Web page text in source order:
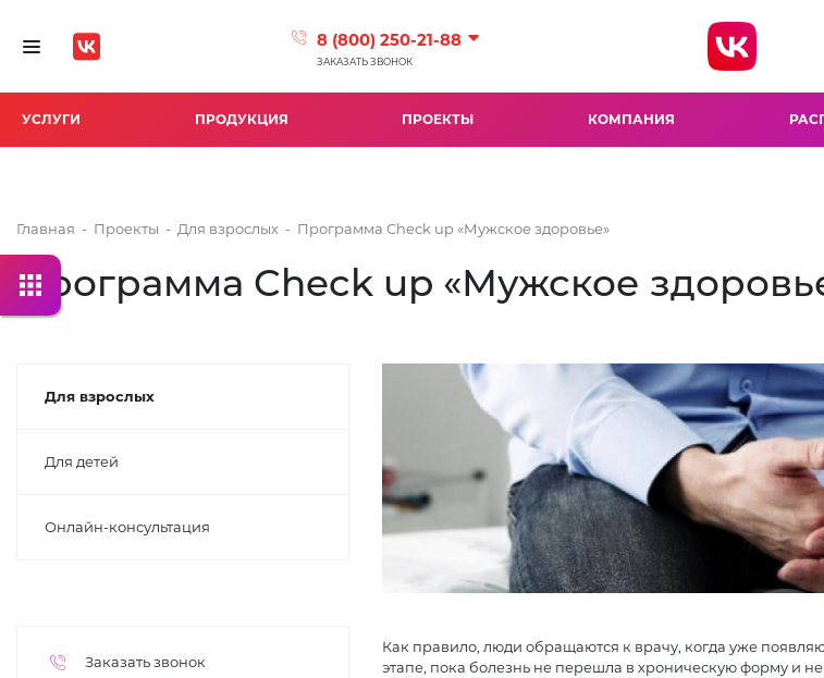
Toggle navigation 8 (800) 250-21-88
ЗАКАЗАТЬ ЗВОНОК
УСЛУГИ ПРОДУКЦИЯ ПРОЕКТЫ КОМПАНИЯ
Главная - Проекты - Для взрослых - Программа Check up «Мужское здоровье»
Программа Check up «Мужское
Для взрослых
Для детей
Онлайн-консультация
Заказать звонок
Как правило, люди обращаются к врачу, когда уже
этапе, пока болезнь не перешла в хроническую форму и